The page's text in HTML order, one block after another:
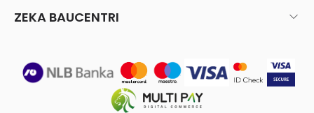
ZEKA BAUCENTRI